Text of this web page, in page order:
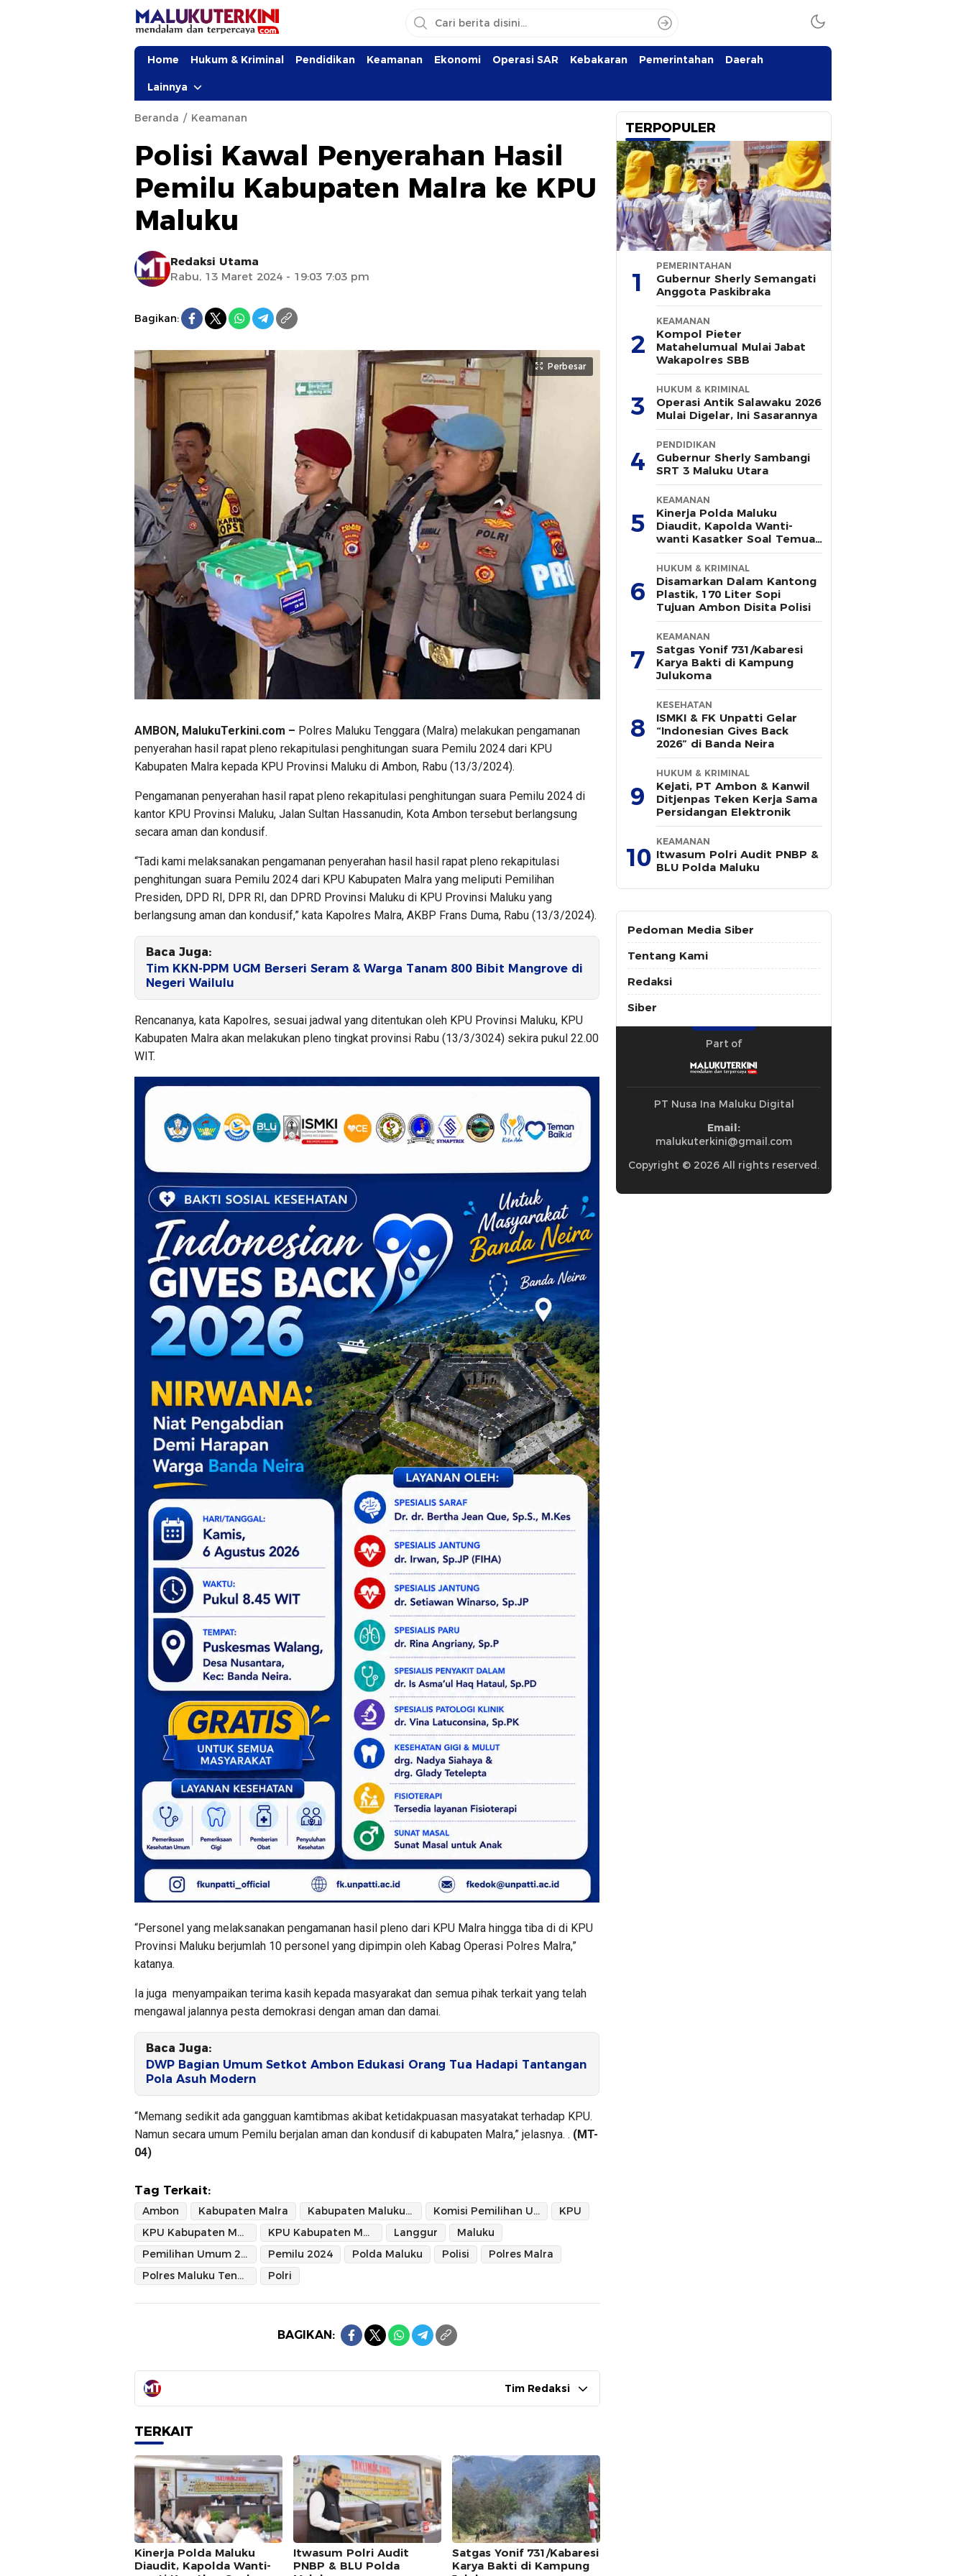
Home Hukum & Kriminal Pendidikan Keamanan Ekonomi Operasi SAR Kebakaran Pemerintahan Daerah
Lainnya
Beranda Keamanan
Polisi Kawal Penyerahan Hasil
Pemilu Kabupaten Malra ke KPU
Maluku
Redaksi Utama
Rabu, 13 Maret 2024 - 19:03 7:03 pm
Bagikan:
Perbesar
AMBON, MalukuTerkini.com – Polres Maluku Tenggara (Malra) melakukan pengamanan
penyerahan hasil rapat pleno rekapitulasi penghitungan suara Pemilu 2024 dari KPU
Kabupaten Malra kepada KPU Provinsi Maluku di Ambon, Rabu (13/3/2024).
Pengamanan penyerahan hasil rapat pleno rekapitulasi penghitungan suara Pemilu 2024 di
kantor KPU Provinsi Maluku, Jalan Sultan Hassanudin, Kota Ambon tersebut berlangsung
secara aman dan kondusif.
“Tadi kami melaksanakan pengamanan penyerahan hasil hasil rapat pleno rekapitulasi
penghitungan suara Pemilu 2024 dari KPU Kabupaten Malra yang meliputi Pemilihan
Presiden, DPD RI, DPR RI, dan DPRD Provinsi Maluku di KPU Provinsi Maluku yang
berlangsung aman dan kondusif,” kata Kapolres Malra, AKBP Frans Duma, Rabu (13/3/2024).
Baca Juga:
Tim KKN-PPM UGM Berseri Seram & Warga Tanam 800 Bibit Mangrove di
Negeri Wailulu
Rencananya, kata Kapolres, sesuai jadwal yang ditentukan oleh KPU Provinsi Maluku, KPU
Kabupaten Malra akan melakukan pleno tingkat provinsi Rabu (13/3/3024) sekira pukul 22.00
WIT.
“Personel yang melaksanakan pengamanan hasil pleno dari KPU Malra hingga tiba di di KPU
Provinsi Maluku berjumlah 10 personel yang dipimpin oleh Kabag Operasi Polres Malra,”
katanya.
Ia juga menyampaikan terima kasih kepada masyarakat dan semua pihak terkait yang telah
mengawal jalannya pesta demokrasi dengan aman dan damai.
Baca Juga:
DWP Bagian Umum Setkot Ambon Edukasi Orang Tua Hadapi Tantangan
Pola Asuh Modern
“Memang sedikit ada gangguan kamtibmas akibat ketidakpuasan masyatakat terhadap KPU.
Namun secara umum Pemilu berjalan aman dan kondusif di kabupaten Malra,” jelasnya. . (MT-
04)
Tag Terkait:
Ambon Kabupaten Malra Kabupaten Maluku Tenggara Komisi Pemilihan Umum
KPU
KPU Kabupaten Malra
KPU Kabupaten Maluku Tenggara Langgur
Maluku
Pemilihan Umum 2024
Pemilu 2024 Polda Maluku Polisi
Polres Malra
Polres Maluku Tenggara
Polri
BAGIKAN:
Tim Redaksi
TERKAIT
Kinerja Polda Maluku
Diaudit, Kapolda Wanti-
Itwasum Polri Audit
PNBP & BLU Polda
Satgas Yonif 731/Kabaresi
Karya Bakti di Kampung
TERPOPULER
1
PEMERINTAHAN
Gubernur Sherly Semangati
Anggota Paskibraka
2
KEAMANAN
Kompol Pieter
Matahelumual Mulai Jabat
Wakapolres SBB
3
HUKUM & KRIMINAL
Operasi Antik Salawaku 2026
Mulai Digelar, Ini Sasarannya
4
PENDIDIKAN
Gubernur Sherly Sambangi
SRT 3 Maluku Utara
5
KEAMANAN
Kinerja Polda Maluku
Diaudit, Kapolda Wanti-
wanti Kasatker Soal Temuan
Berulang
6
HUKUM & KRIMINAL
Disamarkan Dalam Kantong
Plastik, 170 Liter Sopi
Tujuan Ambon Disita Polisi
7
KEAMANAN
Satgas Yonif 731/Kabaresi
Karya Bakti di Kampung
Julukoma
8
KESEHATAN
ISMKI & FK Unpatti Gelar
“Indonesian Gives Back
2026” di Banda Neira
9
HUKUM & KRIMINAL
Kejati, PT Ambon & Kanwil
Ditjenpas Teken Kerja Sama
Persidangan Elektronik
10
KEAMANAN
Itwasum Polri Audit PNBP &
BLU Polda Maluku
Pedoman Media Siber
Tentang Kami
Redaksi
Siber
Part of
PT Nusa Ina Maluku Digital
Email:
malukuterkini@gmail.com
Copyright © 2026 All rights reserved.